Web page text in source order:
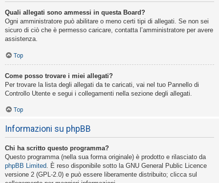
Quali allegati sono ammessi in questa Board?
Ogni amministratore può abilitare o meno certi tipi di allegati. Se non sei
sicuro di ciò che è permesso caricare, contatta l’amministratore per avere
assistenza.
Top
Come posso trovare i miei allegati?
Per trovare la lista degli allegati da te caricati, vai nel tuo Pannello di
Controllo Utente e segui i collegamenti nella sezione degli allegati.
Top
Informazioni su phpBB
Chi ha scritto questo programma?
Questo programma (nella sua forma originale) è prodotto e rilasciato da
phpBB Limited. È reso disponibile sotto la GNU General Public Licence
versione 2 (GPL-2.0) e può essere liberamente distribuito; clicca sul